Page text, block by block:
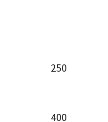
250
400